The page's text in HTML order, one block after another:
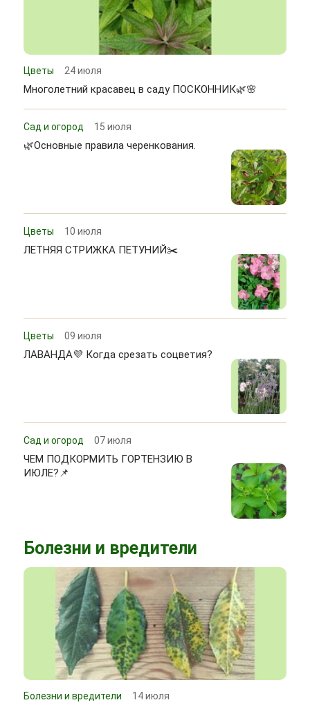
Цветы 24 июля
Многолетний красавец в саду ПОСКОННИК🌿🌸
Сад и огород 15 июля
🌿Основные правила черенкования.
Цветы 10 июля
ЛЕТНЯЯ СТРИЖКА ПЕТУНИЙ✂️
Цветы 09 июля
ЛАВАНДА💜 Когда срезать соцветия?
Сад и огород 07 июля
ЧЕМ ПОДКОРМИТЬ ГОРТЕНЗИЮ В
ИЮЛЕ?📌
Болезни и вредители
Болезни и вредители 14 июля